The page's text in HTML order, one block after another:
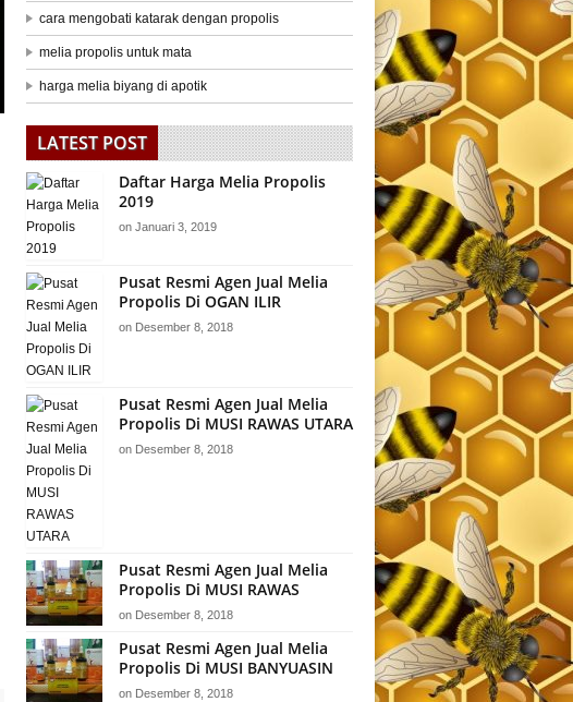
cara mengobati katarak dengan propolis
melia propolis untuk mata
harga melia biyang di apotik
LATEST POST
Daftar Harga Melia Propolis
2019
on Januari 3, 2019
Pusat Resmi Agen Jual Melia
Propolis Di OGAN ILIR
on Desember 8, 2018
Pusat Resmi Agen Jual Melia
Propolis Di MUSI RAWAS UTARA
on Desember 8, 2018
Pusat Resmi Agen Jual Melia
Propolis Di MUSI RAWAS
on Desember 8, 2018
Pusat Resmi Agen Jual Melia
Propolis Di MUSI BANYUASIN
on Desember 8, 2018